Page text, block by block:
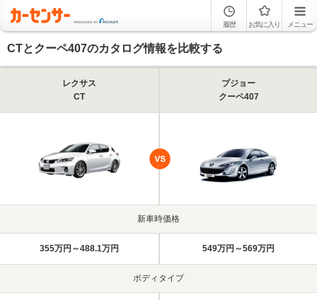
履歴 お気に入り メニュー
CTとクーペ407のカタログ情報を比較する
レクサス
CT
プジョー
クーペ407
新車時価格
355万円～488.1万円 549万円～569万円
ボディタイプ